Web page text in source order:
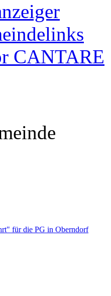
CANTARE
für die PG in Oberndorf